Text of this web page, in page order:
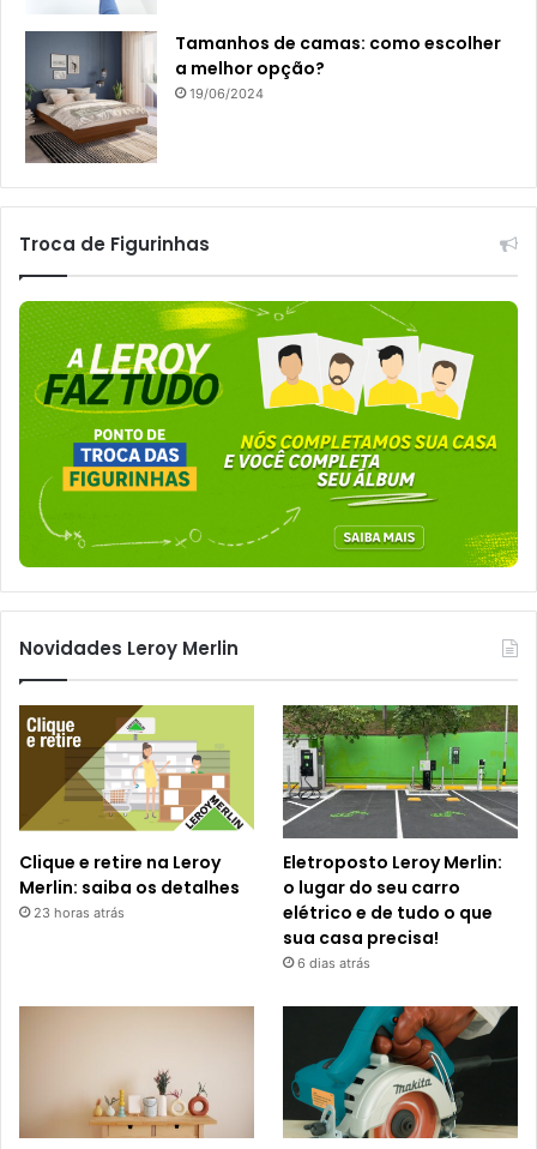
Tamanhos de camas: como escolher
a melhor opção?
19/06/2024
Troca de Figurinhas
Novidades Leroy Merlin
Clique e retire na Leroy
Merlin: saiba os detalhes
23 horas atrás
Eletroposto Leroy Merlin:
o lugar do seu carro
elétrico e de tudo o que
sua casa precisa!
6 dias atrás